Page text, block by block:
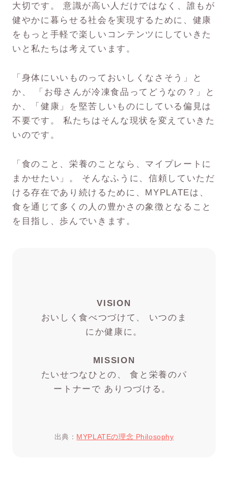
大切です。 意識が高い人だけではなく、誰もが
健やかに暮らせる社会を実現するために、健康
をもっと手軽で楽しいコンテンツにしていきた
いと私たちは考えています。
「身体にいいものっておいしくなさそう」と
か、 「お母さんが冷凍食品ってどうなの？」と
か、「健康」を堅苦しいものにしている偏見は
不要です。 私たちはそんな現状を変えていきた
いのです。
「食のこと、栄養のことなら、マイプレートに
まかせたい」。 そんなふうに、信頼していただ
ける存在であり続けるために、MYPLATEは、
食を通じて多くの人の豊かさの象徴となること
を目指し、歩んでいきます。
VISION
おいしく食べつづけて、 いつのま
にか健康に。
MISSION
たいせつなひとの、 食と栄養のパ
ートナーで ありつづける。
出典： MYPLATEの理念 Philosophy